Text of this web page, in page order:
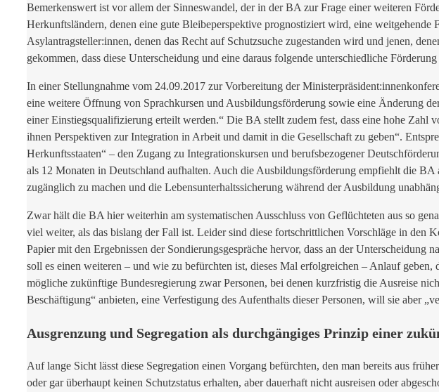
Bemerkenswert ist vor allem der Sinneswandel, der in der BA zur Frage einer weiteren
Herkunftsländern, denen eine gute Bleibeperspektive prognostiziert wird, eine
Asylantragsteller:innen, denen das Recht auf Schutzsuche zugestanden wird und jenen,
gekommen, dass diese Unterscheidung und eine daraus folgende unterschiedliche
In einer Stellungnahme vom 24.09.2017 zur Vorbereitung der
eine weitere Öffnung von Sprachkursen und Ausbildungsförderung sowie eine Änderung
einer Einstiegsqualifizierung erteilt werden.“ Die BA stellt zudem fest, dass eine hohe Zahl
ihnen Perspektiven zur Integration in Arbeit und damit in die Gesellschaft zu geben“.
Herkunftsstaaten“ – den Zugang zu Integrationskursen und berufsbezogener
als 12 Monaten in Deutschland aufhalten. Auch die Ausbildungsförderung empfiehlt die
zugänglich zu machen und die Lebensunterhaltssicherung während der Ausbildung
Zwar hält die BA hier weiterhin am systematischen Ausschluss von Geflüchteten aus so
viel weiter, als das bislang der Fall ist. Leider sind diese fortschrittlichen Vorschläge in
Papier mit den Ergebnissen der Sondierungsgespräche hervor, dass an der
soll es einen weiteren – und wie zu befürchten ist, dieses Mal erfolgreichen – Anlauf
mögliche zukünftige Bundesregierung zwar Personen, bei denen kurzfristig die Ausreise
Beschäftigung“ anbieten, eine Verfestigung des Aufenthalts dieser Personen, will sie aber
Ausgrenzung und Segregation als durchgängiges Prinzip einer
Auf lange Sicht lässt diese Segregation einen Vorgang befürchten, den man bereits aus
oder gar überhaupt keinen Schutzstatus erhalten, aber dauerhaft nicht ausreisen oder